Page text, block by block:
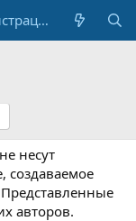
Регистрация
несут
создаваемое
авторов.